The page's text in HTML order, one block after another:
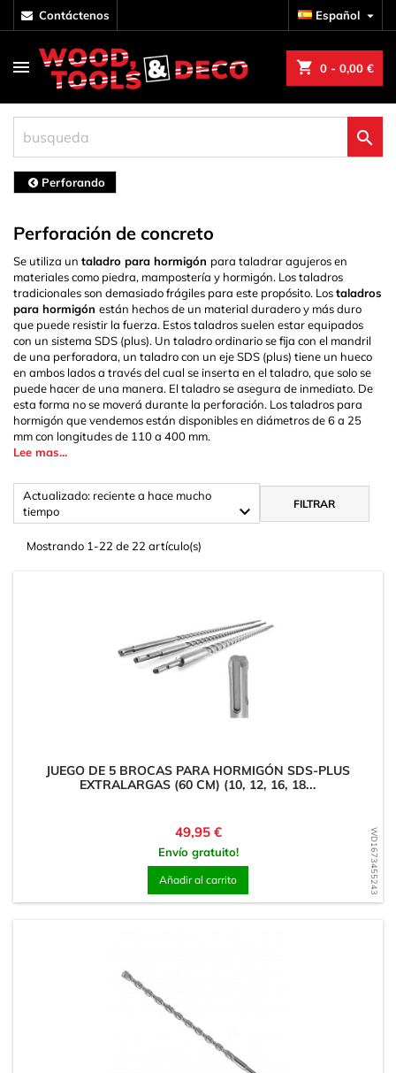
contáctenos Español 
shopping_cart 0 - 0,00 €

Perforando
Perforación de concreto
Se utiliza un taladro para hormigón para taladrar agujeros en
materiales como piedra, mampostería y hormigón. Los taladros
tradicionales son demasiado frágiles para este propósito. Lostaladros
para hormigón están hechos de un material duradero y más duro
que puede resistir la fuerza. Estos taladros suelen estar equipados
con un sistema SDS (plus). Un taladro ordinario se fija con el mandril
de una perforadora, un taladro con un eje SDS (plus) tiene un hueco
en ambos lados a través del cual se inserta en el taladro, que solo se
puede hacer de una manera. El taladro se asegura de inmediato. De
esta forma no se moverá durante la perforación. Los taladros para
hormigón que vendemos están disponibles en diámetros de 6 a 25
mm con longitudes de 110 a 400 mm.
Lee mas...
Actualizado: reciente a hace mucho
tiempo
 FILTRAR
Mostrando 1-22 de 22 artículo(s)
WD1673455243
JUEGO DE 5 BROCAS PARA HORMIGÓN SDS-PLUS
EXTRALARGAS (60 CM) (10, 12, 16, 18...
Precio
49,95 €
Envío gratuito!
Añadir al carrito